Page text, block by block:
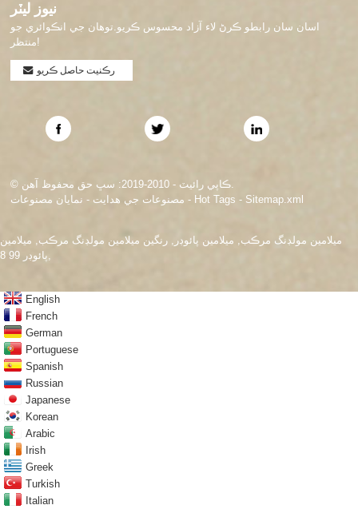
نيوز ليٽر
اسان سان رابطو ڪرڻ لاء آزاد محسوس ڪريو.توهان جي انڪوائري جو
منتظر!
رڪنيت حاصل ڪريو
مصنوعات جي ھدايت - نمايان مصنوعات - Hot Tags - Sitemap.xml
ميلامين مولڊنگ مرڪب ميلامين پائوڊر رنگين ميلامين مولڊنگ مرڪب
ميلامين
پائوڊر 99 8
English
French
German
Portuguese
Spanish
Russian
Japanese
Korean
Arabic
Irish
Greek
Turkish
Italian